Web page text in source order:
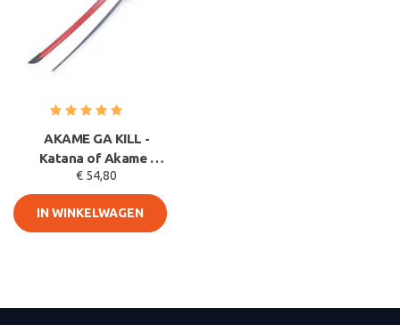
AKAME GA KILL -
Katana of Akame -
Murasame - HOUTEN
lemmet
€ 54,80
IN WINKELWAGEN